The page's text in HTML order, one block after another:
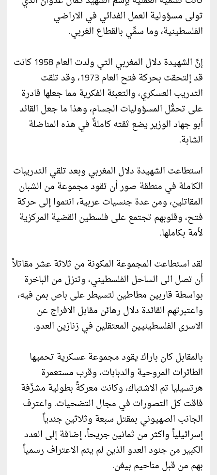
تولى مسؤولية العمل الفدائي في الاراضي
الفلسطينية، وما سمِّي بالقطاع الغربي.
إنَّ الشهيدة دلال المغربي التي ولدت العام 1958 كانت
قد إلتحقت بحركة فتح العام 1973، وقد تلقت
التدريب العسكري، والتعبئة الفكرية مما جعلها قادرة
على تحمُّل المسؤوليات الجسام، وهذا ما جعل القائد
أبو جهاد الوزير يضع ثقته كاملةً في هذه المناضلة
الشابة.
استطاعت الشهيدة دلال المغربي وبعد تلقي التدريبات
الكاملة في منطقة صور أن تقود مجموعة من الشبان
المقاتلين، ومن عدة جنسيات عربية، انتموا إلى حركة
فتح، وقلوبهم تجتمع على فلسطين القضية المركزية
لأمة بكاملها.
لقد استطاعت المجموعة المكونة من ثلاثة عشر مقاتلاً
أن تصل الى الساحل الفلسطيني، وتنزل من الباخرة
بواسطة قاربين مطاطين لتسيطر على باص بمن فيه،
واعتبرتهم القائدة دلال رهائن مقابل الافراج عن
الاسرى الفلسطينيين المعتقلين في زنازين العدو.
بالمقابل كان باراك يقود مجموعة عسكرية تحميها
الطائرات المروحية والدبابات، وقرب مستعمرة
هرتسيليا تم الاشتباك، وكانت معركةً بطولية مشرِّفة
فاقت كل التصورات في مجال التضحيات. واعترف
الجانب الصهيوني بمقتل سبعة وثلاثين جندياً
إسرائيلياً واكثر من ثمانين جريحاً، إضافة إلى العدد
الكبير من جنود العدو الذين لم يتم الاعتراف رسمياً
بهم من قبل مناحيم بيغن.